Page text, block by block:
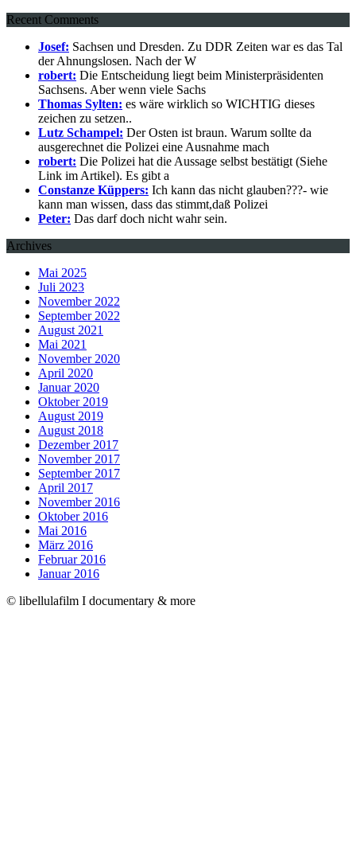
Recent Comments
Josef: Sachsen und Dresden. Zu DDR Zeiten war es das Tal
der Ahnungslosen. Nach der W
robert: Die Entscheidung liegt beim Ministerpräsidenten
Sachsens. Aber wenn viele Sachs
Thomas Sylten: es wäre wirklich so WICHTIG dieses
zeichen zu setzen..
Lutz Schampel: Der Osten ist braun. Warum sollte da
ausgerechnet die Polizei eine Ausnahme mach
robert: Die Polizei hat die Aussage selbst bestätigt (Siehe
Link im Artikel). Es gibt a
Constanze Küppers: Ich kann das nicht glauben???- wie
kann man wissen, dass das stimmt,daß Polizei
Peter: Das darf doch nicht wahr sein.
Archives
Mai 2025
Juli 2023
November 2022
September 2022
August 2021
Mai 2021
November 2020
April 2020
Januar 2020
Oktober 2019
August 2019
August 2018
Dezember 2017
November 2017
September 2017
April 2017
November 2016
Oktober 2016
Mai 2016
März 2016
Februar 2016
Januar 2016
© libellulafilm I documentary & more